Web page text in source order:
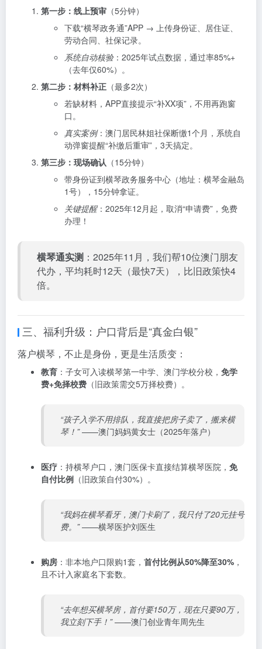
第一步：线上预审 （5分钟）
下载“横琴政务通”APP → 上传身份证、居住证、
劳动合同、社保记录。
系统自动核验：2025年试点数据，通过率85%+
（去年仅60%）。
第二步：材料补正 （最多2次）
若缺材料，APP直接提示“补XX项”，不用再跑窗
口。
真实案例：澳门居民林姐社保断缴1个月，系统自
动弹窗提醒“补缴后重审”，3天搞定。
第三步：现场确认 （15分钟）
带身份证到横琴政务服务中心（地址：横琴金融岛
1号），15分钟拿证。
关键提醒：2025年12月起，取消“申请费”，免费
办理！
横琴通实测 ：2025年11月，我们帮10位澳门朋友
代办，平均耗时12天（最快7天），比旧政策快4
倍。
三、福利升级：户口背后是“真金白银”
落户横琴，不止是身份，更是生活质变：
教育 ：子女可入读横琴第一中学、澳门学校分校， 免学
费+免择校费 （旧政策需交5万择校费）。
“孩子入学不用排队，我直接把房子卖了，搬来横
琴！”——澳门妈妈黄女士（2025年落户）
医疗 ：持横琴户口，澳门医保卡直接结算横琴医院， 免
自付比例 （旧政策自付30%）。
“我妈在横琴看牙，澳门卡刷了，我只付了20元挂号
费。”——横琴医护刘医生
购房 ：非本地户口限购1套， 首付比例从50%降至30% ，
且不计入家庭名下套数。
“去年想买横琴房，首付要150万，现在只要90万，
我立刻下手！”——澳门创业青年周先生